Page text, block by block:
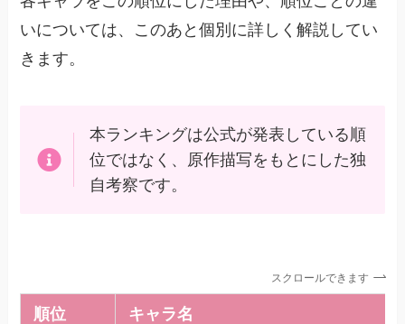
いについては、このあと個別に詳しく解説してい
きます。
本ランキングは公式が発表している順
位ではなく、原作描写をもとにした独
自考察です。
スクロールできます
順位 キャラ名